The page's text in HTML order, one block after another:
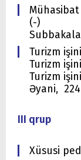
(-)
Turizm
Turizm
Turizm
Əyani,
III qrup
Xüsusi